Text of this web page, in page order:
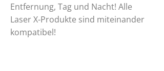
Entfernung, Tag und Nacht! Alle
Laser X-Produkte sind miteinander
kompatibel!